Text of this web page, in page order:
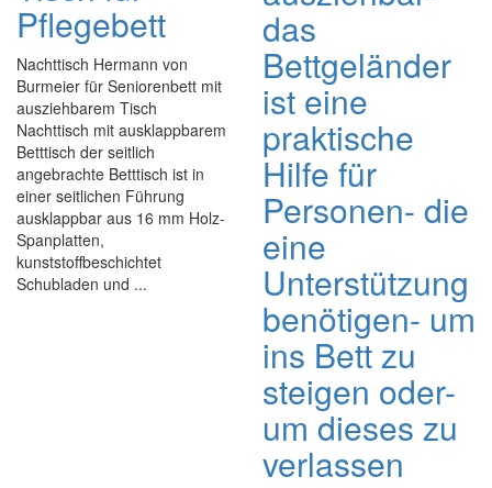
Pflegebett
Nachttisch Hermann von
Burmeier für Seniorenbett mit
ausziehbarem Tisch
Nachttisch mit ausklappbarem
Betttisch der seitlich
angebrachte Betttisch ist in
einer seitlichen Führung
ausklappbar aus 16 mm Holz-
Spanplatten,
kunststoffbeschichtet
Schubladen und ...
das
Bettgeländer
ist eine
praktische
Hilfe für
Personen- die
eine
Unterstützung
benötigen- um
ins Bett zu
steigen oder-
um dieses zu
verlassen